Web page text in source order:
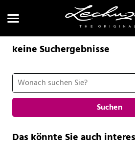
Suchen
keine Suchergebnisse
Suchen
Das könnte Sie auch